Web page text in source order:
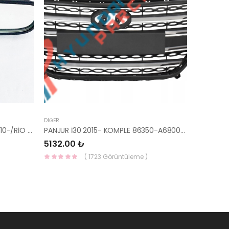
AYNA İÇ BLUE/ELANTRA 11-/CEED 10-/RİO 12-/SPORTAGE 11- 85101-3X100-HMC
DIĞER
PANJUR İ30 2015- KOMPLE 86350-A6800-YS
5132.00 ₺
( 1723 Görüntüleme )